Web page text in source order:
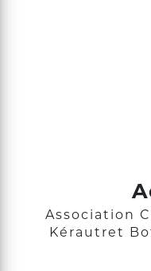
Association Calabash, 12 rue Louis
Kérautret